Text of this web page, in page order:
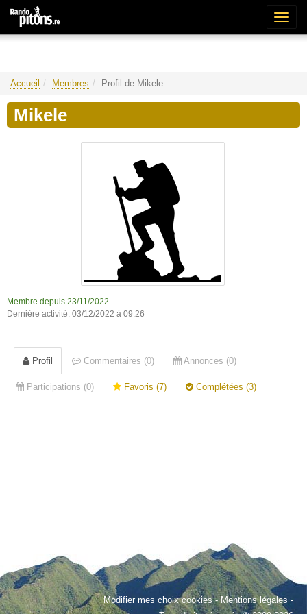
Accueil Membres Profil de Mikele
Mikele
Membre depuis 23/11/2022
Dernière activité: 03/12/2022 à 09:26
Profil Commentaires (0) Annonces (0)
Participations (0) Favoris (7) Complétées (3)
Modifier mes choix cookies-Mentions légales -